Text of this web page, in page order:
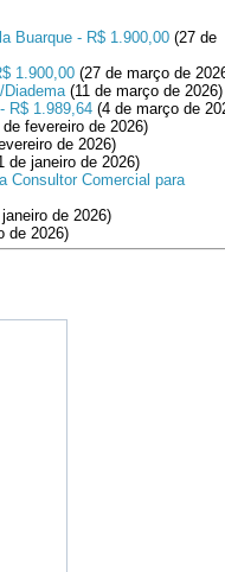
Buarque - R$ 1.900,00 (27 de
1.900,00 (27 de março de
(11 de março de 2026)
R$ 1.989,64 (4 de março de
de fevereiro de 2026)
de 2026)
de janeiro de 2026)
Consultor Comercial para
de 2026)
de 2026)